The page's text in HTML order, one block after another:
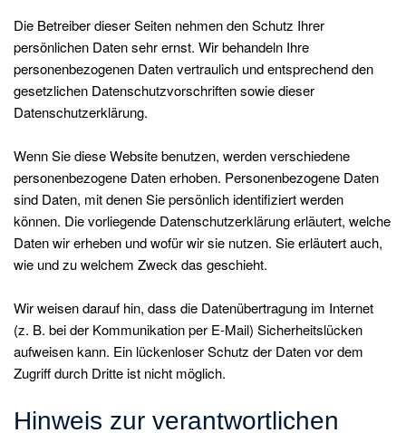
Die Betreiber dieser Seiten nehmen den Schutz Ihrer
persönlichen Daten sehr ernst. Wir behandeln Ihre
personenbezogenen Daten vertraulich und entsprechend den
gesetzlichen Datenschutzvorschriften sowie dieser
Datenschutzerklärung.
Wenn Sie diese Website benutzen, werden verschiedene
personenbezogene Daten erhoben. Personenbezogene Daten
sind Daten, mit denen Sie persönlich identifiziert werden
können. Die vorliegende Datenschutzerklärung erläutert, welche
Daten wir erheben und wofür wir sie nutzen. Sie erläutert auch,
wie und zu welchem Zweck das geschieht.
Wir weisen darauf hin, dass die Datenübertragung im Internet
(z. B. bei der Kommunikation per E-Mail) Sicherheitslücken
aufweisen kann. Ein lückenloser Schutz der Daten vor dem
Zugriff durch Dritte ist nicht möglich.
Hinweis zur verantwortlichen